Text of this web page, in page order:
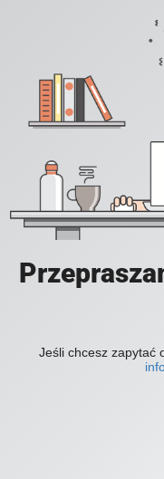
Jeśli chcesz zapytać